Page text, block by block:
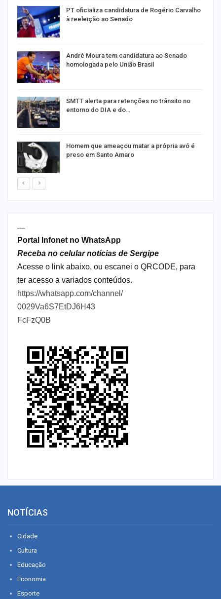
PT oficializa candidatura de Rogério Carvalho
à reeleição ao Senado
André Moura tem candidatura ao Senado
homologada pelo União Brasil
SMTT alerta para retenções no trânsito no
entorno do DIA e do…
Homem que ameaçou matar a própria avó é
preso em Santo Amaro
----
Portal Infonet no WhatsApp
Receba no celular notícias de Sergipe
Acesse o link abaixo, ou escanei o QRCODE, para
ter acesso a variados conteúdos.
https://whatsapp.com/channel/
0029Va6S7EtDJ6H43
FcFzQ0B
NOTÍCIAS
Cidade
Cultura
Educação
Economia
Esporte